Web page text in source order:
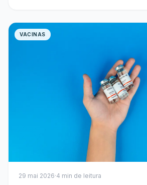
VACINAS
29 mai 2026·4 min de leitura